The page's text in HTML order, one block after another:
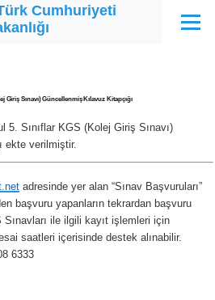
Cumhuriyeti
Menü
Giriş Sınavı) Güncellenmiş Kılavuz Kitapçığı
5. Sınıflar KGS (Kolej Giriş Sınavı)
ekte verilmiştir.
adresinde yer alan “Sınav Başvuruları”
başvuru yapanların tekrardan başvuru
ile ilgili kayıt işlemleri için
saatleri içerisinde destek alınabilir.
6333